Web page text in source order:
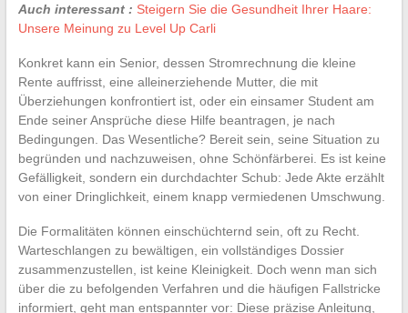
Auch interessant : Steigern Sie die Gesundheit Ihrer Haare:
Unsere Meinung zu Level Up Carli
Konkret kann ein Senior, dessen Stromrechnung die kleine
Rente auffrisst, eine alleinerziehende Mutter, die mit
Überziehungen konfrontiert ist, oder ein einsamer Student am
Ende seiner Ansprüche diese Hilfe beantragen, je nach
Bedingungen. Das Wesentliche? Bereit sein, seine Situation zu
begründen und nachzuweisen, ohne Schönfärberei. Es ist keine
Gefälligkeit, sondern ein durchdachter Schub: Jede Akte erzählt
von einer Dringlichkeit, einem knapp vermiedenen Umschwung.
Die Formalitäten können einschüchternd sein, oft zu Recht.
Warteschlangen zu bewältigen, ein vollständiges Dossier
zusammenzustellen, ist keine Kleinigkeit. Doch wenn man sich
über die zu befolgenden Verfahren und die häufigen Fallstricke
informiert, geht man entspannter vor: Diese präzise Anleitung,